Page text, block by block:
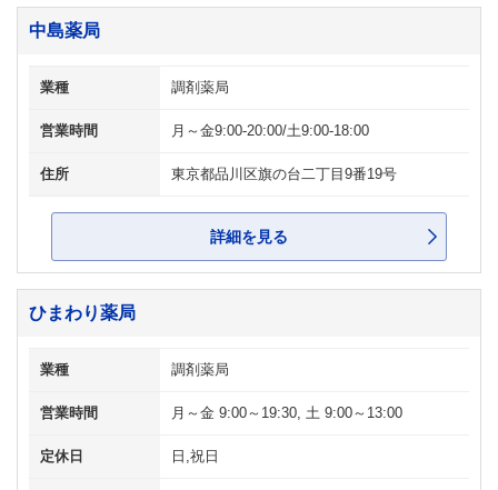
中島薬局
業種 調剤薬局
営業時間 月～金9:00-20:00/土9:00-18:00
住所 東京都品川区旗の台二丁目9番19号
詳細を見る
ひまわり薬局
業種 調剤薬局
営業時間 月～金 9:00～19:30, 土 9:00～13:00
定休日 日,祝日